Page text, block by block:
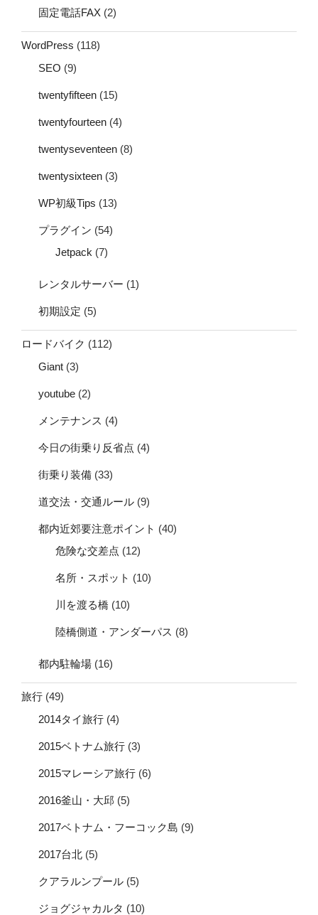
固定電話FAX (2)
WordPress (118)
SEO (9)
twentyfifteen (15)
twentyfourteen (4)
twentyseventeen (8)
twentysixteen (3)
WP初級Tips (13)
プラグイン (54)
Jetpack (7)
レンタルサーバー (1)
初期設定 (5)
ロードバイク (112)
Giant (3)
youtube (2)
メンテナンス (4)
今日の街乗り反省点 (4)
街乗り装備 (33)
道交法・交通ルール (9)
都内近郊要注意ポイント (40)
危険な交差点 (12)
名所・スポット (10)
川を渡る橋 (10)
陸橋側道・アンダーパス (8)
都内駐輪場 (16)
旅行 (49)
2014タイ旅行 (4)
2015ベトナム旅行 (3)
2015マレーシア旅行 (6)
2016釜山・大邱 (5)
2017ベトナム・フーコック島 (9)
2017台北 (5)
クアラルンプール (5)
ジョグジャカルタ (10)